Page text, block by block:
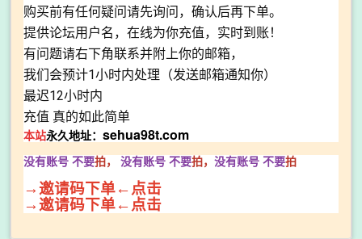
购买前有任何疑问请先询问，确认后再下单。
提供论坛用户名，在线为你充值，实时到账！
有问题请右下角联系并附上你的邮箱，
我们会预计1小时内处理（发送邮箱通知你）
最迟12小时内
充值 真的如此简单
本站永久地址： sehua98t.com
没有账号 不要拍， 没有账号 不要拍， 没有账号 不要拍
→邀请码下单←点击
→邀请码下单←点击